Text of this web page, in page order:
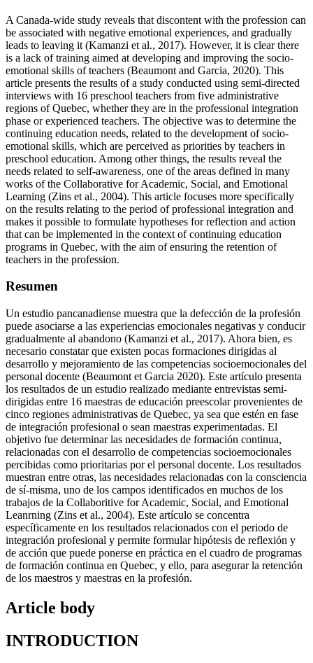
A Canada-wide study reveals that discontent with the profession can
be associated with negative emotional experiences, and gradually
leads to leaving it (Kamanzi et al., 2017). However, it is clear there
is a lack of training aimed at developing and improving the socio-
emotional skills of teachers (Beaumont and Garcia, 2020). This
article presents the results of a study conducted using semi-directed
interviews with 16 preschool teachers from five administrative
regions of Quebec, whether they are in the professional integration
phase or experienced teachers. The objective was to determine the
continuing education needs, related to the development of socio-
emotional skills, which are perceived as priorities by teachers in
preschool education. Among other things, the results reveal the
needs related to self-awareness, one of the areas defined in many
works of the Collaborative for Academic, Social, and Emotional
Learning (Zins et al., 2004). This article focuses more specifically
on the results relating to the period of professional integration and
makes it possible to formulate hypotheses for reflection and action
that can be implemented in the context of continuing education
programs in Quebec, with the aim of ensuring the retention of
teachers in the profession.
Resumen
Un estudio pancanadiense muestra que la defección de la profesión
puede asociarse a las experiencias emocionales negativas y conducir
gradualmente al abandono (Kamanzi et al., 2017). Ahora bien, es
necesario constatar que existen pocas formaciones dirigidas al
desarrollo y mejoramiento de las competencias socioemocionales del
personal docente (Beaumont et Garcia 2020). Este artículo presenta
los resultados de un estudio realizado mediante entrevistas semi-
dirigidas entre 16 maestras de educación preescolar provenientes de
cinco regiones administrativas de Quebec, ya sea que estén en fase
de integración profesional o sean maestras experimentadas. El
objetivo fue determinar las necesidades de formación continua,
relacionadas con el desarrollo de competencias socioemocionales
percibidas como prioritarias por el personal docente. Los resultados
muestran entre otras, las necesidades relacionadas con la consciencia
de sí-misma, uno de los campos identificados en muchos de los
trabajos de la Collaboritive for Academic, Social, and Emotional
Leanrning (Zins et al., 2004). Este artículo se concentra
específicamente en los resultados relacionados con el periodo de
integración profesional y permite formular hipótesis de reflexión y
de acción que puede ponerse en práctica en el cuadro de programas
de formación continua en Quebec, y ello, para asegurar la retención
de los maestros y maestras en la profesión.
Article body
INTRODUCTION